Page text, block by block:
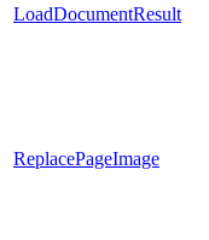
LoadDocumentResult
ReplacePageImage